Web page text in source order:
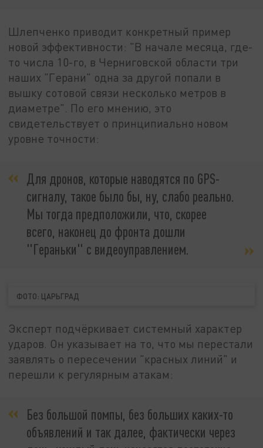
Шлепченко приводит конкретный пример
новой эффективности: "В начале месяца, где-
то числа 10-го, в Черниговской области три
наших "Герани" одна за другой попали в
вышку сотовой связи несколько метров в
диаметре". По его мнению, это
свидетельствует о принципиально новом
уровне точности:
Для дронов, которые наводятся по GPS-
сигналу, такое было бы, ну, слабо реально.
Мы тогда предположили, что, скорее
всего, наконец до фронта дошли
"Гераньки" с видеоуправлением.
ФОТО: ЦАРЬГРАД
Эксперт подчёркивает системный характер
ударов. Он указывает на то, что мы перестали
заявлять о пересечении "красных линий" и
перешли к регулярным атакам:
Без большой помпы, без больших каких-то
объявлений и так далее, фактически через